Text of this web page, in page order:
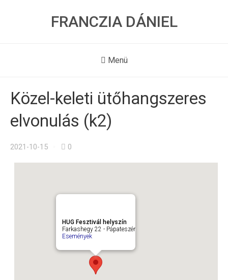
FRANCZIA DÁNIEL
Menü
Közel-keleti ütőhangszeres
elvonulás (k2)
2021-10-15 0
HUG Fesztivál helyszín
Farkashegy 22 - Pápateszér
Események